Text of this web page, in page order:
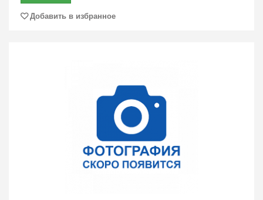
Добавить в избранное